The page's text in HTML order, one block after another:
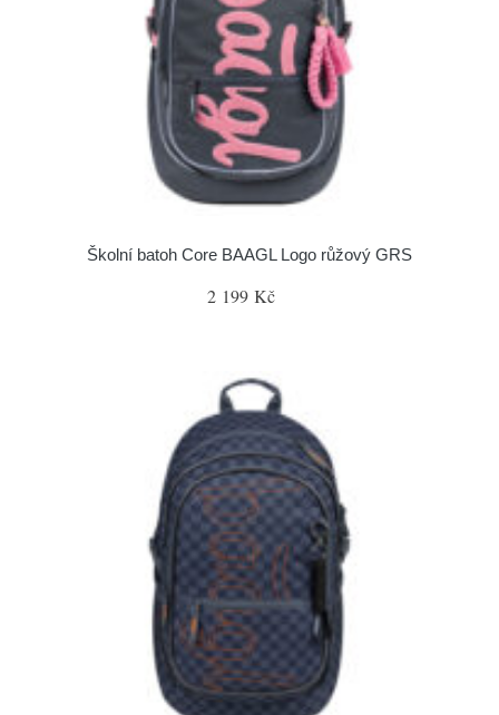
Školní batoh Core BAAGL Logo růžový GRS
2 199 Kč